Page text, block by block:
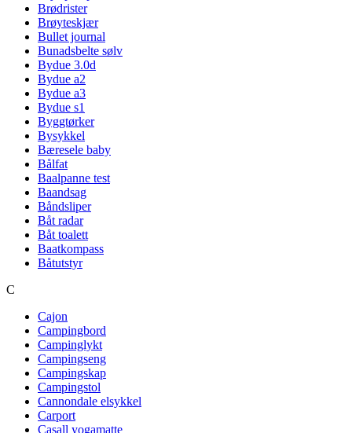
Brødrister
Brøyteskjær
Bullet journal
Bunadsbelte sølv
Bydue 3.0d
Bydue a2
Bydue a3
Bydue s1
Byggtørker
Bysykkel
Bæresele baby
Bålfat
Baalpanne test
Baandsag
Båndsliper
Båt radar
Båt toalett
Baatkompass
Båtutstyr
C
Cajon
Campingbord
Campinglykt
Campingseng
Campingskap
Campingstol
Cannondale elsykkel
Carport
Casall yogamatte